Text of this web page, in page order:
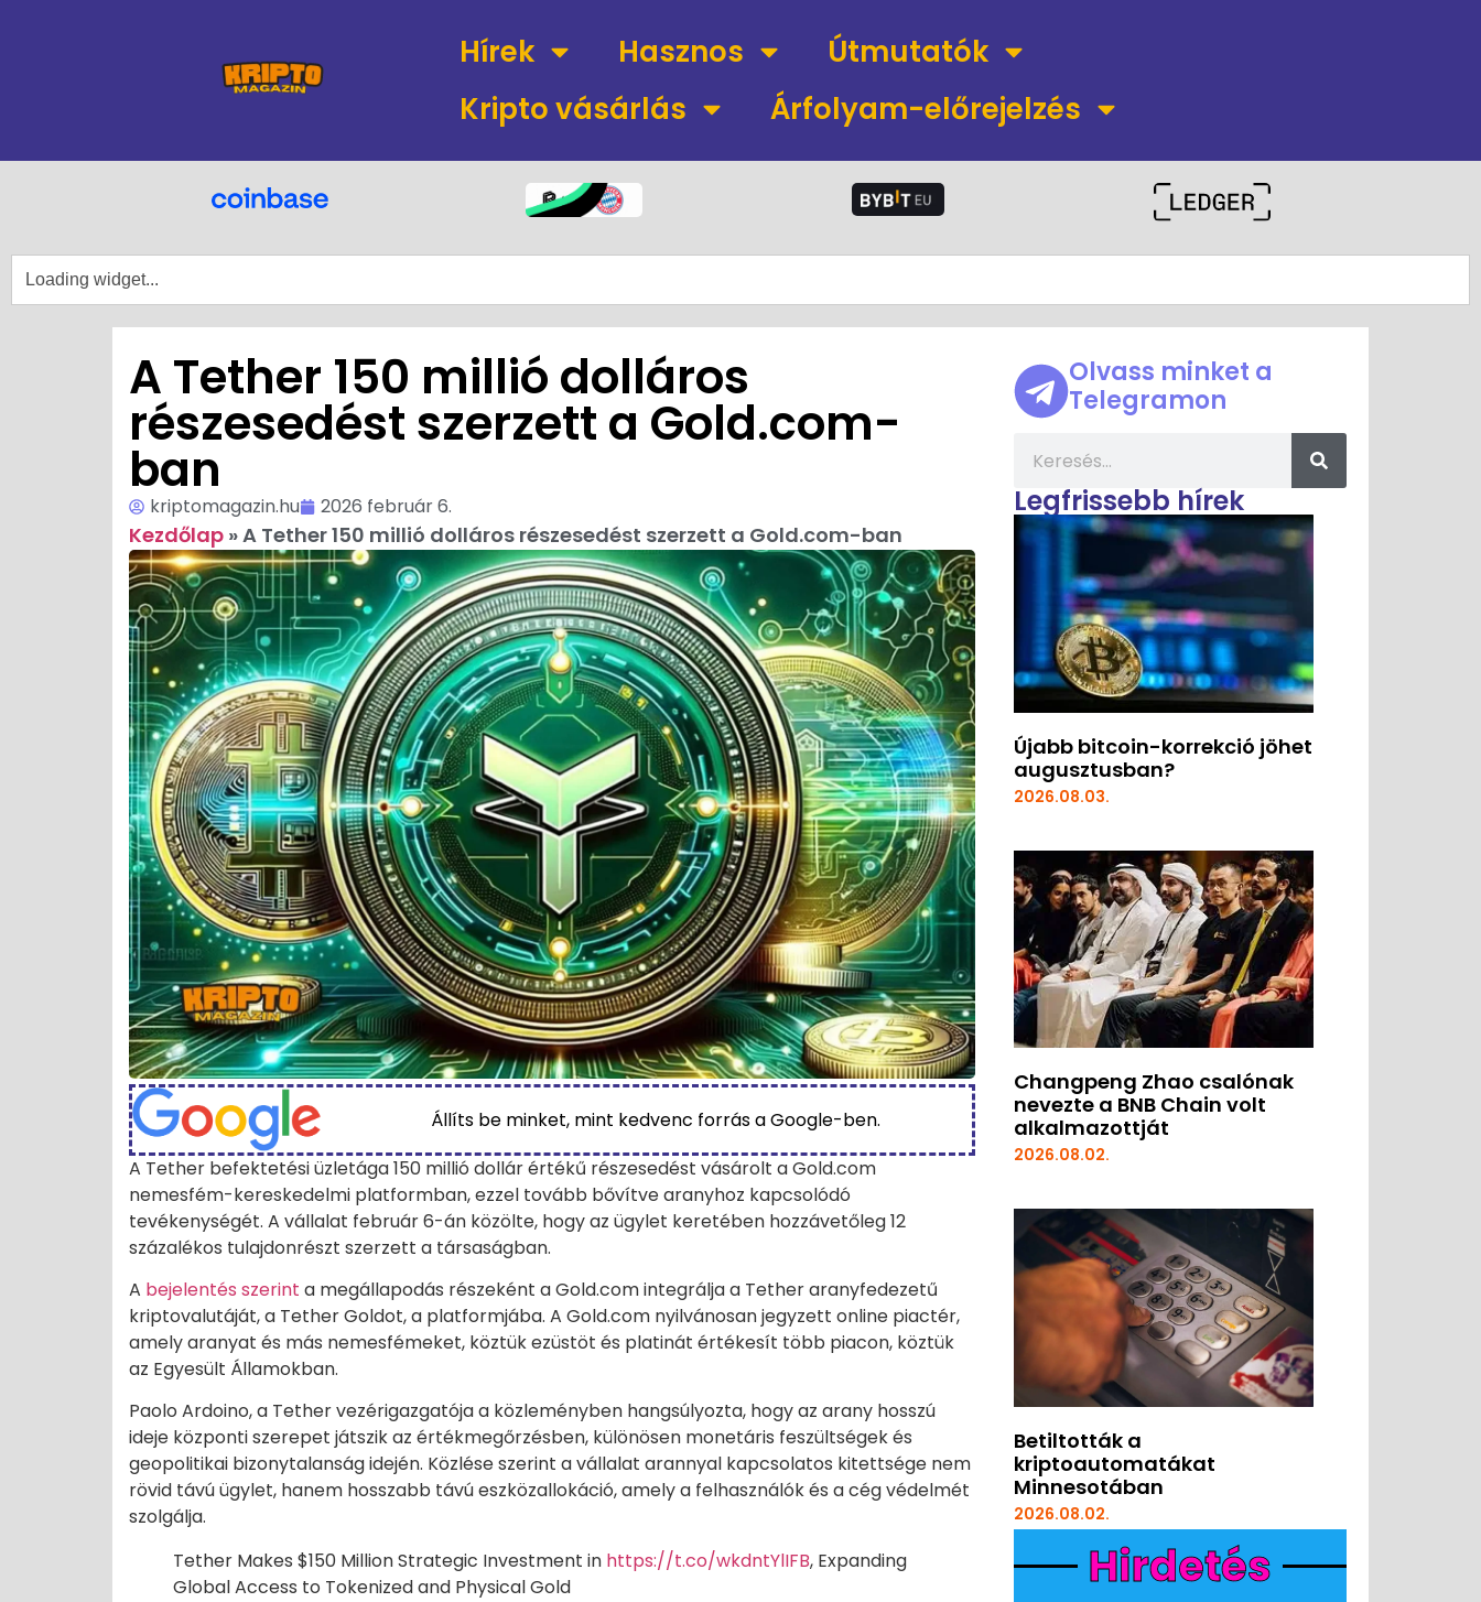
Hírek Hasznos
Útmutatók
Kripto vásárlás
Árfolyam-előrejelzés
A Tether 150 millió dolláros
részesedést szerzett a Gold.com-
ban
kriptomagazin.hu 2026 február 6.
Kezdőlap »A Tether 150 millió dolláros részesedést szerzett a Gold.com-ban
Állíts be minket, mint kedvenc forrás a Google-ben.
A Tether befektetési üzletága 150 millió dollár értékű részesedést vásárolt a Gold.com
nemesfém-kereskedelmi platformban, ezzel tovább bővítve aranyhoz kapcsolódó
tevékenységét. A vállalat február 6-án közölte, hogy az ügylet keretében hozzávetőleg 12
százalékos tulajdonrészt szerzett a társaságban.
A bejelentés szerint a megállapodás részeként a Gold.com integrálja a Tether aranyfedezetű
kriptovalutáját, a Tether Goldot, a platformjába. A Gold.com nyilvánosan jegyzett online piactér,
amely aranyat és más nemesfémeket, köztük ezüstöt és platinát értékesít több piacon, köztük
az Egyesült Államokban.
Paolo Ardoino, a Tether vezérigazgatója a közleményben hangsúlyozta, hogy az arany hosszú
ideje központi szerepet játszik az értékmegőrzésben, különösen monetáris feszültségek és
geopolitikai bizonytalanság idején. Közlése szerint a vállalat arannyal kapcsolatos kitettsége nem
rövid távú ügylet, hanem hosszabb távú eszközallokáció, amely a felhasználók és a cég védelmét
szolgálja.
Tether Makes $150 Million Strategic Investment in https://t.co/wkdntYlIFB, Expanding
Global Access to Tokenized and Physical Gold
Olvass minket a
Telegramon
Legfrissebb hírek
Újabb bitcoin-korrekció jöhet
augusztusban?
2026.08.03.
Changpeng Zhao csalónak
nevezte a BNB Chain volt
alkalmazottját
2026.08.02.
Betiltották a
kriptoautomatákat
Minnesotában
2026.08.02.
Hirdetés